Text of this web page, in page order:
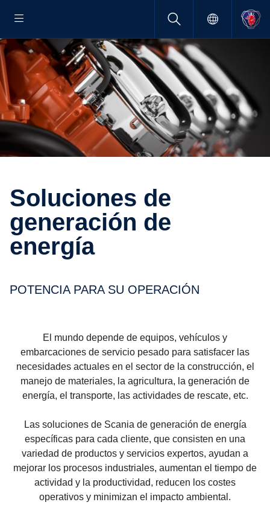
Soluciones de
genera­ción de
energía
POTENCIA PARA SU OPERA­CIÓN
El mundo depende de equipos, vehículos y
embarcaciones de servicio pesado para satisfacer las
necesidades actuales en el sector de la construcción, el
manejo de materiales, la agricultura, la generación de
energía, el transporte, las actividades de rescate, etc.
Las soluciones de Scania de generación de energía
específicas para cada cliente, que consisten en una
variedad de productos y servicios expertos, ayudan a
mejorar los procesos industriales, aumentan el tiempo de
actividad y la productividad, reducen los costes
operativos y minimizan el impacto ambiental.